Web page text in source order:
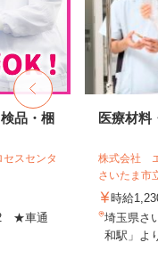
品・梱
スセンタ
2 ★車通
医療材料
株式会社
さいたま市
時給
埼玉県さ
和駅」よ